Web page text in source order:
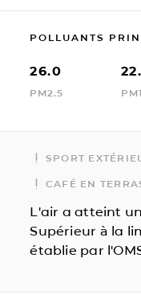
POLLUANTS
26.0
PM2.5
SPORT
CAFÉ EN
L'air a atteint
Supérieur à la
établie par